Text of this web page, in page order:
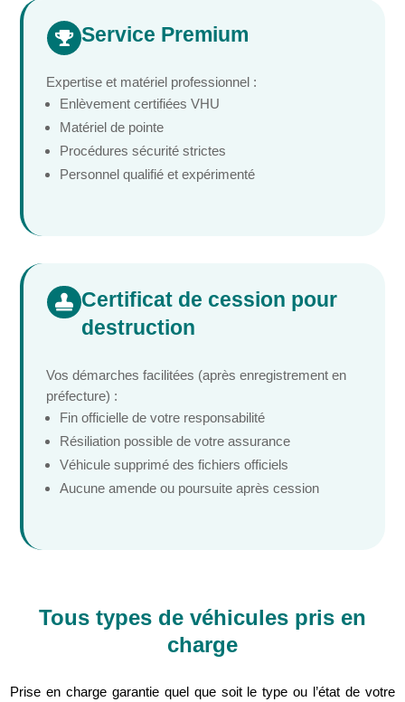
 Service Premium
Expertise et matériel professionnel :
Enlèvement certifiées VHU
Matériel de pointe
Procédures sécurité strictes
Personnel qualifié et expérimenté
 Certificat de cession pour
destruction
Vos démarches facilitées (après enregistrement en
préfecture) :
Fin officielle de votre responsabilité
Résiliation possible de votre assurance
Véhicule supprimé des fichiers officiels
Aucune amende ou poursuite après cession
Tous types de véhicules pris en
charge
Prise en charge garantie quel que soit le type ou l’état de votre